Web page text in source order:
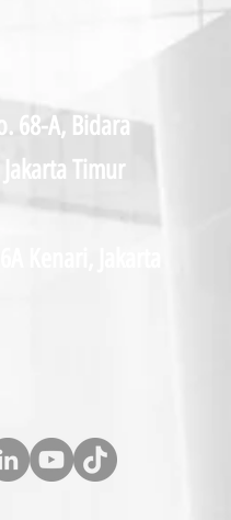
68-A, Bidara
Jakarta Timur